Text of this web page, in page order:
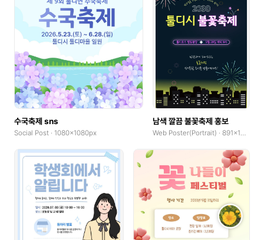
수국축제 sns
Social Post · 1080x1080px
남색 깔끔 불꽃축제 홍보
Web Poster(Portrait) · 891x1260px